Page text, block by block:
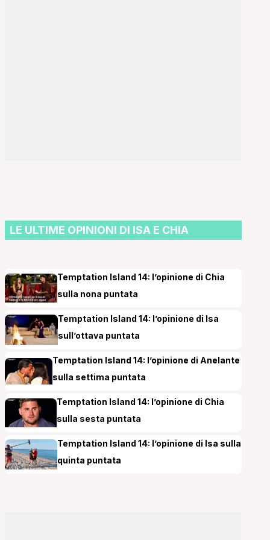
LE ULTIME OPINIONI DI ISA E CHIA
Temptation Island 14: l’opinione di Chia
sulla nona puntata
Temptation Island 14: l’opinione di Isa
sull’ottava puntata
Temptation Island 14: l’opinione di Anelante
sulla settima puntata
Temptation Island 14: l’opinione di Chia
sulla sesta puntata
Temptation Island 14: l’opinione di Isa sulla
quinta puntata